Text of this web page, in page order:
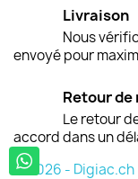
Livraison
Nous
envoyé pour
Retour
Le retour
accord dans un
© 2026 - Digiac.ch